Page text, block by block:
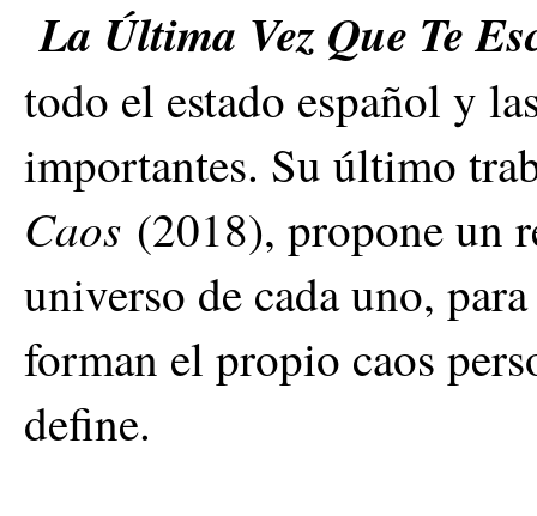
La Última Vez Que Te
todo el estado español y
importantes. Su último
Caos (2018), propone un
universo de cada uno,
forman el propio caos
define.